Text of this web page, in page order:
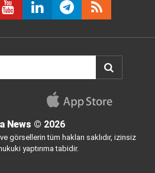
News © 2026
görsellerin tüm hakları saklıdır, izinsiz
yaptırıma tabidir.